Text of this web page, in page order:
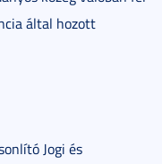
által hozott
Jogi és